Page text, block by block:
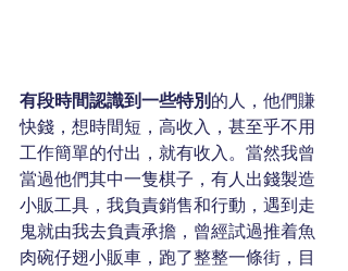
有段時間認識到一些特別 的人，他們賺
快錢，想時間短，高收入，甚至乎不用
工作簡單的付出，就有收入。當然我曾
當過他們其中一隻棋子，有人出錢製造
小販工具，我負責銷售和行動，遇到走
鬼就由我去負責承擔，曾經試過推着魚
肉碗仔翅小販車，跑了整整一條街，目